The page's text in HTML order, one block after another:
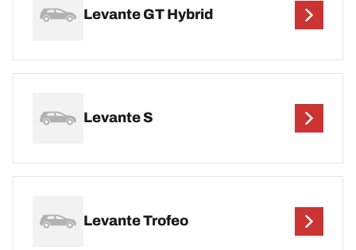
Levante GT Hybrid
Levante S
Levante Trofeo